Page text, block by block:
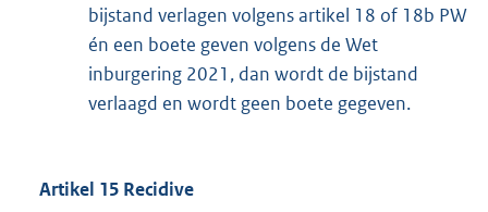
bijstand verlagen volgens artikel 18 of 18b PW
én een boete geven volgens de Wet
inburgering 2021, dan wordt de bijstand
verlaagd en wordt geen boete gegeven.
Artikel 15 Recidive